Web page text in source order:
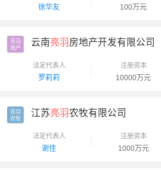
徐华友 100万元
亮羽
地产
云南亮羽 房地产开发有限公司
法定代表人
罗莉莉
注册资本
10000万元
亮羽
农牧
江苏亮羽农牧有限公司
法定代表人
谢佳
注册资本
1000万元